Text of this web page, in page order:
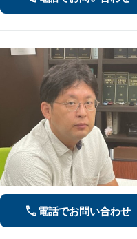
電話でお問い合わせ